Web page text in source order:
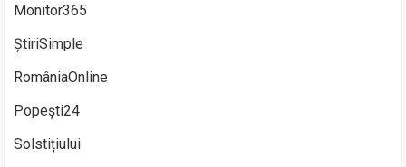
Monitor365
ȘtiriSimple
RomâniaOnline
Popești24
Solstițiului